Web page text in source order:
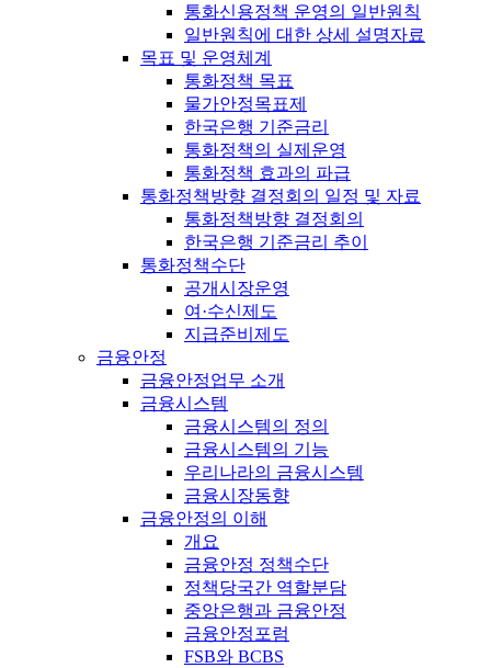
통화신용정책 운영의 일반원칙
일반원칙에 대한 상세 설명자료
목표 및 운영체계
통화정책 목표
물가안정목표제
한국은행 기준금리
통화정책의 실제운영
통화정책 효과의 파급
통화정책방향 결정회의 일정 및 자료
통화정책방향 결정회의
한국은행 기준금리 추이
통화정책수단
공개시장운영
여·수신제도
지급준비제도
금융안정
금융안정업무 소개
금융시스템
금융시스템의 정의
금융시스템의 기능
우리나라의 금융시스템
금융시장동향
금융안정의 이해
개요
금융안정 정책수단
정책당국간 역할분담
중앙은행과 금융안정
금융안정포럼
FSB와 BCBS